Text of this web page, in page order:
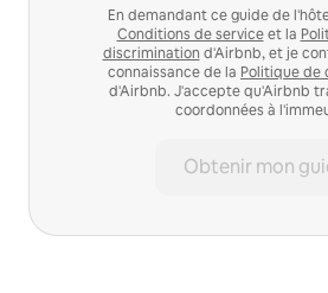
En demandant ce guide de
Conditions de serviceet la
discrimination d'Airbnb, et je
connaissance de la Politique de
d'Airbnb. J'accepte qu'Airbnb
coordonnées à
Obtenir mon